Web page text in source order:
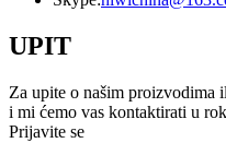
UPIT
Za upite o našim proizvodima
i mi ćemo vas kontaktirati u
Prijavite se